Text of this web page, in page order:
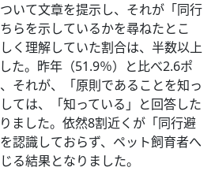
いて文章を提示し、それが「同行
らを示しているかを尋ねたとこ
く理解していた割合は、半数以上
た。昨年（51.9％）と比べ2.6ポ
それが、「原則であることを知っ
ては、「知っている」と回答した
ました。依然8割近くが「同行避
認識しておらず、ペット飼育者へ
る結果となりました。​